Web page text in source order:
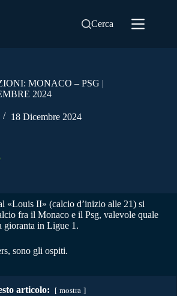
Cerca
MONACO – PSG |
2024
18 Dicembre 2024
«Louis II» (calcio d’inizio alle 21) si
fra il Monaco e il Psg, valevole quale
gioranta in Ligue 1.
sono gli ospiti.
articolo: mostra